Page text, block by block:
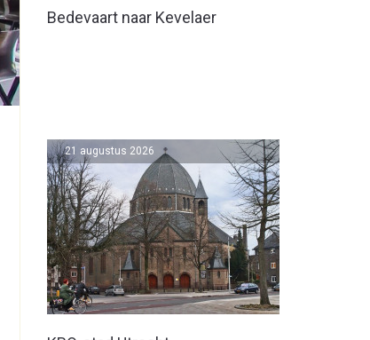
Bedevaart naar Kevelaer
21 augustus 2026